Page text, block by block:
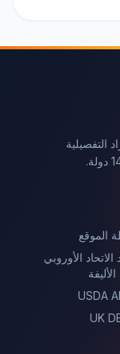
التفصيلية
الموقع
الاتحاد الأوروبي